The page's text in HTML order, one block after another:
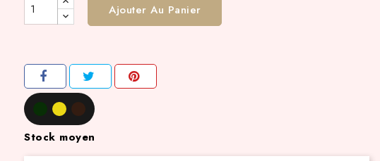
Ajouter Au Panier
Stock moyen